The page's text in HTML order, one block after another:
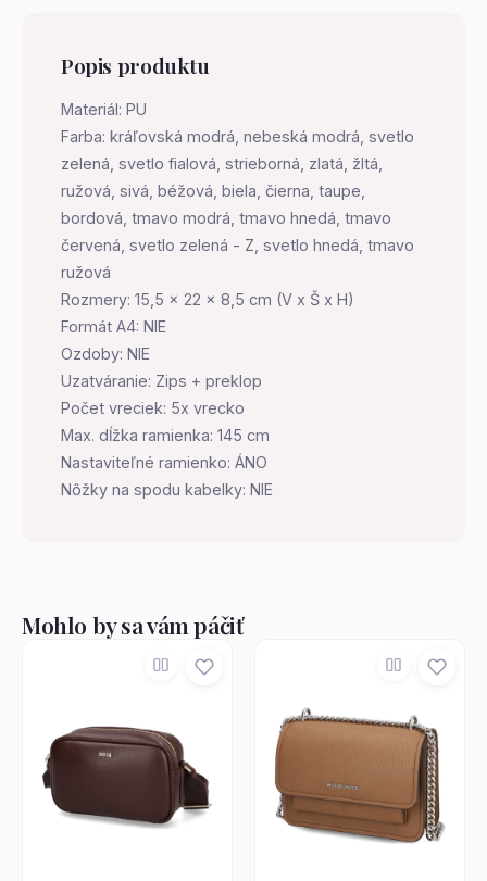
Popis produktu
Materiál: PU
Farba: kráľovská modrá, nebeská modrá, svetlo
zelená, svetlo fialová, strieborná, zlatá, žltá,
ružová, sivá, béžová, biela, čierna, taupe,
bordová, tmavo modrá, tmavo hnedá, tmavo
červená, svetlo zelená - Z, svetlo hnedá, tmavo
ružová
Rozmery: 15,5 x 22 x 8,5 cm (V x Š x H)
Formát A4: NIE
Ozdoby: NIE
Uzatváranie: Zips + preklop
Počet vreciek: 5x vrecko
Max. dĺžka ramienka: 145 cm
Nastaviteľné ramienko: ÁNO
Nôžky na spodu kabelky: NIE
Mohlo by sa vám páčiť